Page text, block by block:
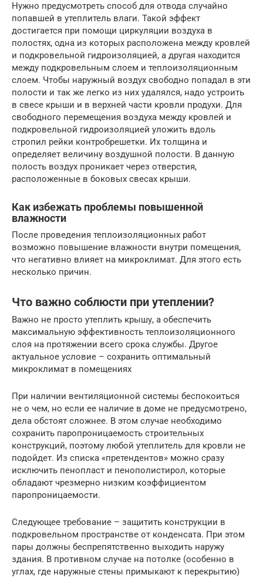
Нужно предусмотреть способ для отвода случайно
попавшей в утеплитель влаги. Такой эффект
достигается при помощи циркуляции воздуха в
полостях, одна из которых расположена между кровлей
и подкровельной гидроизоляцией, а другая находится
между подкровельным слоем и теплоизоляционным
слоем. Чтобы наружный воздух свободно попадал в эти
полости и так же легко из них удалялся, надо устроить
в свесе крыши и в верхней части кровли продухи. Для
свободного перемещения воздуха между кровлей и
подкровельной гидроизоляцией уложить вдоль
стропил рейки контробрешетки. Их толщина и
определяет величину воздушной полости. В данную
полость воздух проникает через отверстия,
расположенные в боковых свесах крыши.
Как избежать проблемы повышенной
влажности
После проведения теплоизоляционных работ
возможно повышение влажности внутри помещения,
что негативно влияет на микроклимат. Для этого есть
несколько причин.
Что важно соблюсти при утеплении?
Важно не просто утеплить крышу, а обеспечить
максимальную эффективность теплоизоляционного
слоя на протяжении всего срока службы. Другое
актуальное условие – сохранить оптимальный
микроклимат в помещениях
При наличии вентиляционной системы беспокоиться
не о чем, но если ее наличие в доме не предусмотрено,
дела обстоят сложнее. В этом случае необходимо
сохранить паропроницаемость строительных
конструкций, поэтому любой утеплитель для кровли не
подойдет. Из списка «претендентов» можно сразу
исключить пенопласт и пенополистирол, которые
обладают чрезмерно низким коэффициентом
паропроницаемости.
Следующее требование – защитить конструкции в
подкровельном пространстве от конденсата. При этом
пары должны беспрепятственно выходить наружу
здания. В противном случае на потолке (особенно в
углах, где наружные стены примыкают к перекрытию)